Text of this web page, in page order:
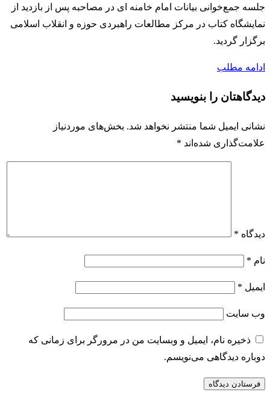
جلسه جمع‌خوانی بیانات امام خامنه ای در مصاحبه پس از بازدید از
نمایشگاه کتاب در مرکز مطالعات راهبردی حوزه و انقلاب اسلامی
برگزار گردید.
ادامه مطلب
دیدگاهتان را بنویسید
نشانی ایمیل شما منتشر نخواهد شد. بخش‌های موردنیاز
علامت‌گذاری شده‌اند *
دیدگاه *
نام *
ایمیل *
وب‌ سایت
ذخیره نام، ایمیل و وبسایت من در مرورگر برای زمانی که
دوباره دیدگاهی می‌نویسم.